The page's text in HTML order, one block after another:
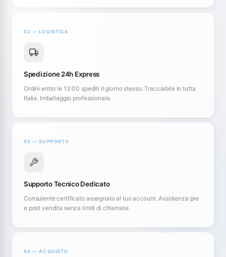
02 — LOGISTICA
Spedizione 24h Express
Ordini entro le 13:00 spediti il giorno stesso. Tracciabile in tutta
Italia. Imballaggio professionale.
03 — SUPPORTO
Supporto Tecnico Dedicato
Consulente certificato assegnato al tuo account. Assistenza pre
e post vendita senza limiti di chiamate.
04 — ACQUISTO